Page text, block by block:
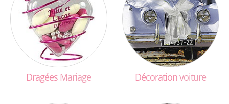
Dragées Mariage Décorationvoiture